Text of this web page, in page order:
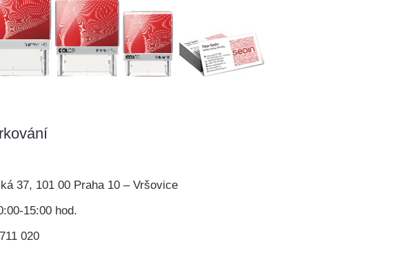
37, 101 00 Praha 10 – Vršovice
15:00 hod.
020